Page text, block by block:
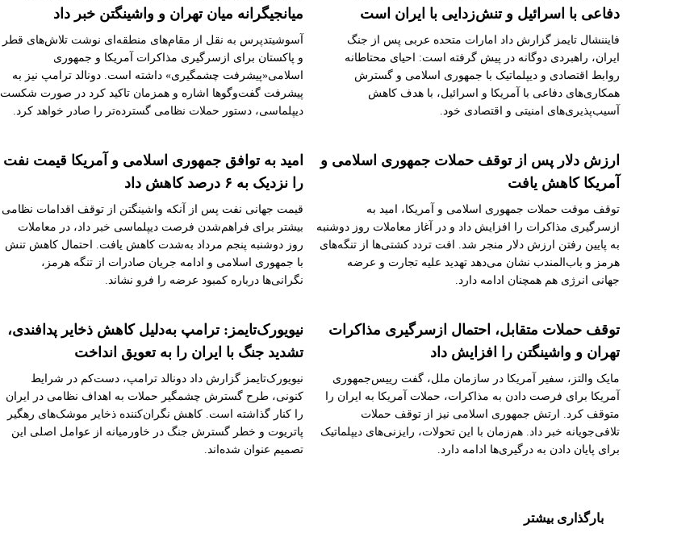
دفاعی با اسرائیل و تنش‌زدایی با ایران است
فایننشال تایمز گزارش داد امارات متحده عربی پس از جنگ
ایران، راهبردی دوگانه در پیش گرفته است: احیای محتاطانه
روابط اقتصادی و دیپلماتیک با جمهوری اسلامی و گسترش
همکاری‌های دفاعی با آمریکا و اسرائیل، با هدف کاهش
آسیب‌پذیری‌های امنیتی و اقتصادی خود.
میانجیگرانه میان تهران و واشینگتن خبر داد
آسوشیتدپرس به نقل از مقام‌های منطقه‌ای نوشت تلاش‌های قطر
و پاکستان برای ازسرگیری مذاکرات آمریکا و جمهوری
اسلامی«پیشرفت چشمگیری» داشته است. دونالد ترامپ نیز به
پیشرفت گفت‌وگوها اشاره و همزمان تاکید کرد در صورت شکست
دیپلماسی، دستور حملات نظامی گسترده‌تر را صادر خواهد کرد.
ارزش دلار پس از توقف حملات جمهوری اسلامی و
آمریکا کاهش یافت
توقف موقت حملات جمهوری اسلامی و آمریکا، امید به
ازسرگیری مذاکرات را افزایش داد و در آغاز معاملات روز دوشنبه
به پایین رفتن ارزش دلار منجر شد. افت تردد کشتی‌ها از تنگه‌های
هرمز و باب‌المندب نشان می‌دهد تهدید علیه تجارت و عرضه
جهانی انرژی هم همچنان ادامه دارد.
امید به توافق جمهوری اسلامی و آمریکا قیمت نفت
را نزدیک به ۶ درصد کاهش داد
قیمت جهانی نفت پس از آنکه واشینگتن از توقف اقدامات نظامی
بیشتر برای فراهم‌شدن فرصت دیپلماسی خبر داد، در معاملات
روز دوشنبه پنجم مرداد به‌شدت کاهش یافت. احتمال کاهش تنش
با جمهوری اسلامی و ادامه جریان صادرات از تنگه هرمز،
نگرانی‌ها درباره کمبود عرضه را فرو نشاند.
توقف حملات متقابل، احتمال ازسرگیری مذاکرات
تهران و واشینگتن را افزایش داد
مایک والتز، سفیر آمریکا در سازمان ملل، گفت رییس‌جمهوری
آمریکا برای فرصت دادن به مذاکرات، حملات آمریکا به ایران را
متوقف کرد. ارتش جمهوری اسلامی نیز از توقف حملات
تلافی‌جویانه خبر داد. هم‌زمان با این تحولات، رایزنی‌های دیپلماتیک
برای پایان دادن به درگیری‌ها ادامه دارد.
نیویورک‌تایمز: ترامپ به‌دلیل کاهش ذخایر پدافندی،
تشدید جنگ با ایران را به تعویق انداخت
نیویورک‌تایمز گزارش داد دونالد ترامپ، دست‌کم در شرایط
کنونی، طرح گسترش چشمگیر حملات به اهداف نظامی در ایران
را کنار گذاشته است. کاهش نگران‌کننده ذخایر موشک‌های رهگیر
پاتریوت و خطر گسترش جنگ در خاورمیانه از عوامل اصلی این
تصمیم عنوان شده‌اند.
بارگذاری بیشتر